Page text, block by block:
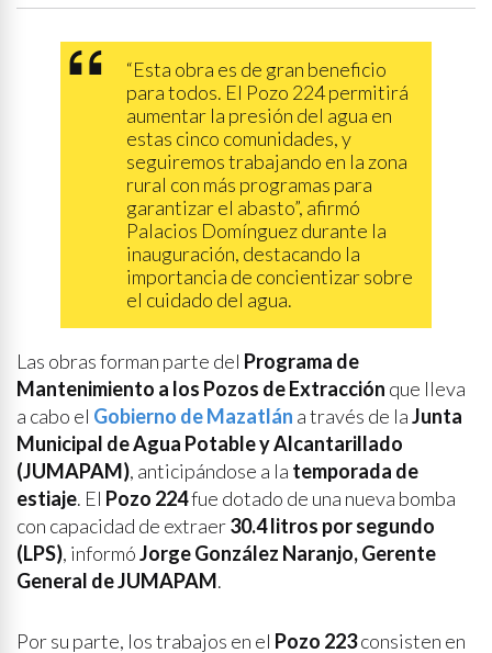
“Esta obra es de gran beneficio
para todos. El Pozo 224 permitirá
aumentar la presión del agua en
estas cinco comunidades, y
seguiremos trabajando en la zona
rural con más programas para
garantizar el abasto”, afirmó
Palacios Domínguez durante la
inauguración, destacando la
importancia de concientizar sobre
el cuidado del agua.
Las obras forman parte del Programa de
Mantenimiento a los Pozos de Extracción que lleva
a cabo el Gobierno de Mazatlán a través de laJunta
Municipal de Agua Potable y Alcantarillado
(JUMAPAM), anticipándose a la temporada de
estiaje. El Pozo 224fue dotado de una nueva bomba
con capacidad de extraer30.4 litros por segundo
(LPS), informóJorge González Naranjo, Gerente
General de JUMAPAM.
Por su parte, los trabajos en el Pozo 223consisten en